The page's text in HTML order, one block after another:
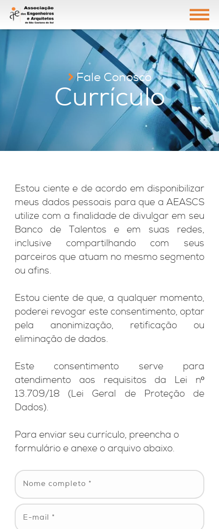
Fale Conosco
Currículo
Estou ciente e de acordo em disponibilizar
meus dados pessoais para que a AEASCS
utilize com a finalidade de divulgar em seu
Banco de Talentos e em suas redes,
inclusive compartilhando com seus
parceiros que atuam no mesmo segmento
ou afins.
Estou ciente de que, a qualquer momento,
poderei revogar este consentimento, optar
pela anonimização, retificação ou
eliminação de dados.
Este consentimento serve para
atendimento aos requisitos da Lei nº
13.709/18 (Lei Geral de Proteção de
Dados).
Para enviar seu currículo, preencha o
formulário e anexe o arquivo abaixo.